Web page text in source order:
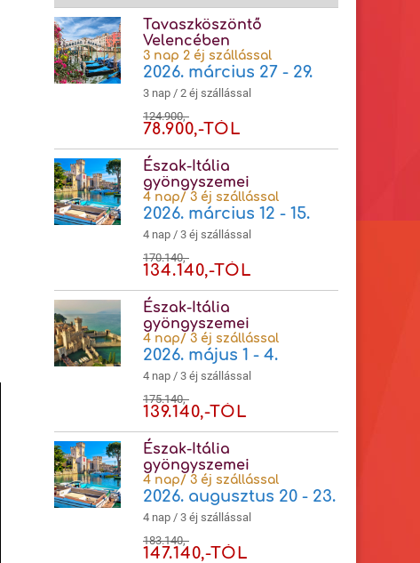
Tavaszköszöntő
Velencében
3 nap 2 éj szállással
2026. március 27 - 29.
3 nap / 2 éj szállással
124.900,-
78.900,-TÓL
Észak-Itália
gyöngyszemei
4 nap/ 3 éj szállással
2026. március 12 - 15.
4 nap / 3 éj szállással
170.140,-
134.140,-TÓL
Észak-Itália
gyöngyszemei
4 nap/ 3 éj szállással
2026. május 1 - 4.
4 nap / 3 éj szállással
175.140,-
139.140,-TÓL
Észak-Itália
gyöngyszemei
4 nap/ 3 éj szállással
2026. augusztus 20 - 23.
4 nap / 3 éj szállással
183.140,-
147.140,-TÓL